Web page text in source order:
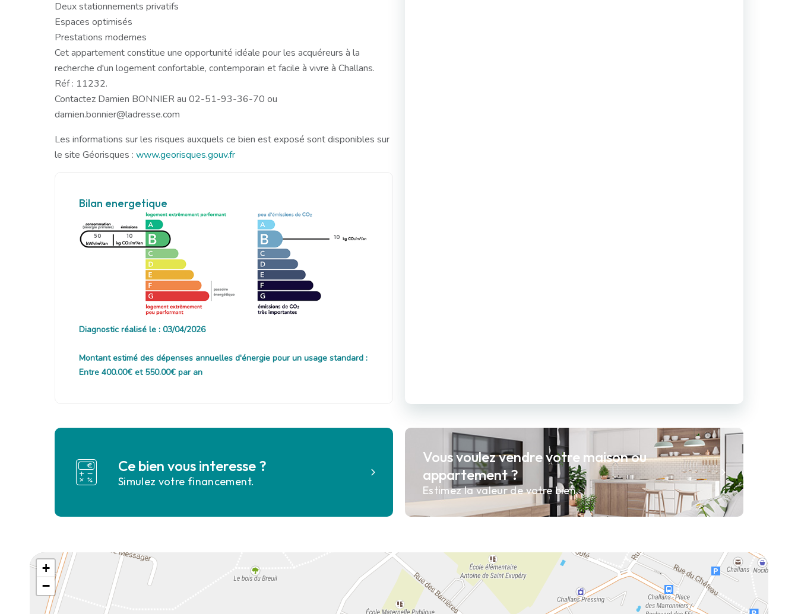
Deux stationnements privatifs
Espaces optimisés
Prestations modernes
Cet appartement constitue une opportunité idéale pour les acquéreurs à la
recherche d'un logement confortable, contemporain et facile à vivre à Challans.
Réf : 11232.
Contactez Damien BONNIER au 02-51-93-36-70 ou
damien.bonnier@ladresse.com
Les informations sur les risques auxquels ce bien est exposé sont disponibles sur
le site Géorisques : www.georisques.gouv.fr
Bilan energetique
50 10 10
Diagnostic réalisé le : 03/04/2026
Montant estimé des dépenses annuelles d'énergie pour un usage standard :
Entre 400.00€ et 550.00€ par an
Ce bien vous interesse ?
Simulez votre financement.
Vous voulez vendre votre maison ou
appartement ?
Estimez la valeur de votre bien.
+
−